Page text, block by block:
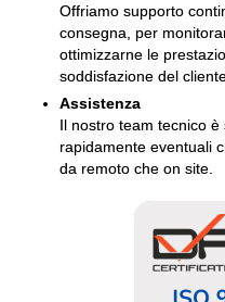
Offriamo supporto
consegna, per
ottimizzarne le
soddisfazione del
Assistenza
Il nostro team tecnico
rapidamente eventuali
da remoto che on site.